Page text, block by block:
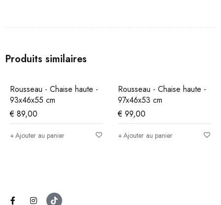
Produits similaires
Rousseau - Chaise haute -
93x46x55 cm
€ 89,00
Ajouter au panier
Rousseau - Chaise haute -
97x46x53 cm
€ 99,00
Ajouter au panier